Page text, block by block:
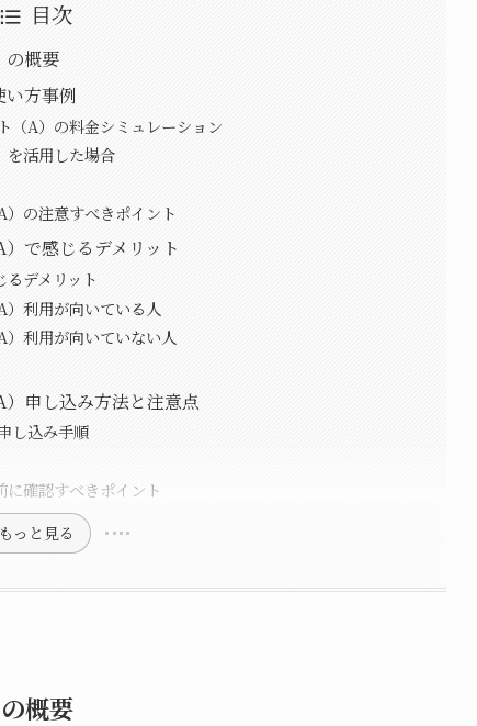
目次
の概要
い方事例
（A）の料金シミュレーション
を活用した場合
の注意すべきポイント
で感じるデメリット
デメリット
利用が向いている人
利用が向いていない人
申し込み方法と注意点
し込み手順
確認すべきポイント
もっと見る
概要